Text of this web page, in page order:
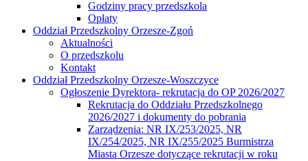
Godziny pracy przedszkola
Opłaty
Oddział Przedszkolny Orzesze-Zgoń
Aktualności
O przedszkolu
Kontakt
Oddział Przedszkolny Orzesze-Woszczyce
Ogłoszenie Dyrektora- rekrutacja do OP 2026/2027
Rekrutacja do Oddziału Przedszkolnego
2026/2027 i dokumenty do pobrania
Zarządzenia: NR IX/253/2025, NR
IX/254/2025, NR IX/255/2025 Burmistrza
Miasta Orzesze dotyczące rekrutacji w roku